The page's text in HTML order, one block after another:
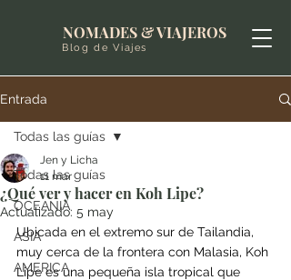
NOMADES & VIAJEROS
Blog de Viajes
Entrada
Todas las guías
OCEANIA
ASIA
AMERICA
Todas las guías
¿Qué ver y hacer en Koh Lipe?
Jen y Licha
11 mar
Actualizado: 5 may
Ubicada en el extremo sur de Tailandia,
muy cerca de la frontera con Malasia, Koh
Lipe es una pequeña isla tropical que